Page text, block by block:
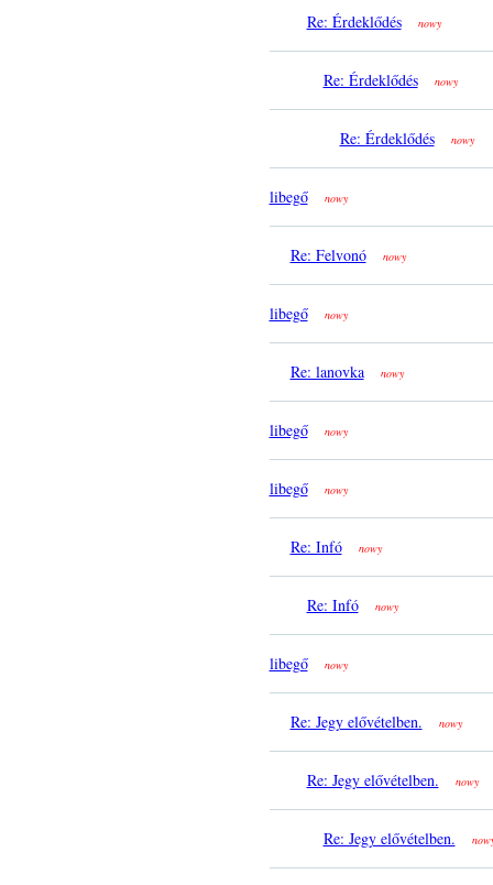
Re: Érdeklődés nowy
Re: Érdeklődés nowy
Re: Érdeklődés nowy
libegő nowy
Re: Felvonó nowy
libegő nowy
Re: lanovka nowy
libegő nowy
libegő nowy
Re: Infó nowy
Re: Infó nowy
libegő nowy
Re: Jegy elővételben. nowy
Re: Jegy elővételben. nowy
Re: Jegy elővételben.